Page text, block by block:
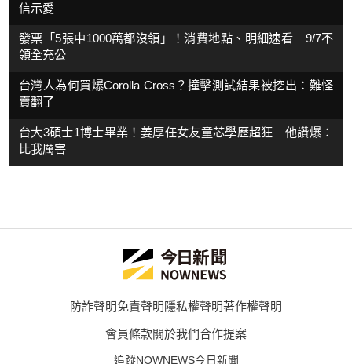
信示愛
發票「5張中1000萬都沒領」！消費地點、明細速看 9/7不
領全充公
台灣人為何買爆Corolla Cross？撞擊測試結果被挖出：難怪
賣翻了
台大3碩士1博士畢業！姜厚任女友童芯學歷超狂 他讚爆：
比我厲害
防詐聲明免責聲明隱私權聲明著作權聲明
會員條款關於我們合作提案
追蹤NOWNEWS今日新聞